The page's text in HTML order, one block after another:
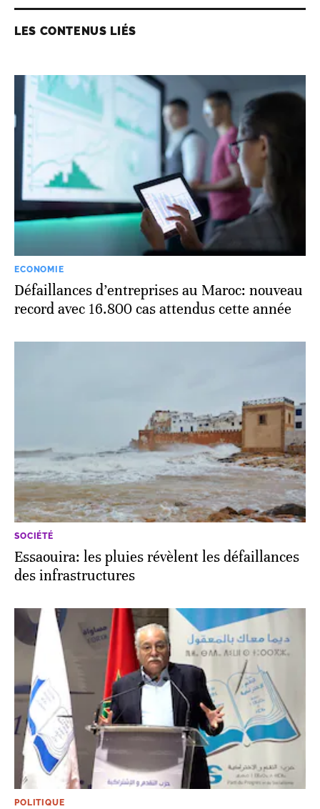
LES CONTENUS LIÉS
ECONOMIE
Défaillances d’entreprises au Maroc: nouveau
record avec 16.800 cas attendus cette année
SOCIÉTÉ
Essaouira: les pluies révèlent les défaillances
des infrastructures
POLITIQUE